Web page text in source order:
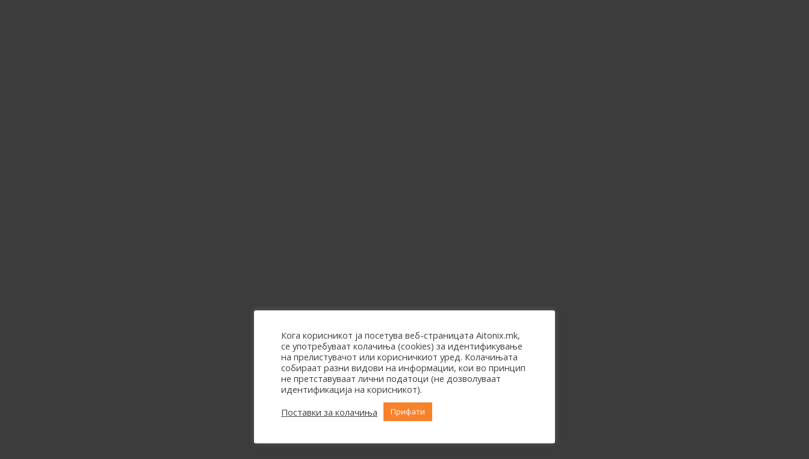
Кога корисникот ја посетува веб-страницата Aitonix.mk,
се употребуваат колачиња (cookies) за идентификување
на прелистувачот или корисничкиот уред. Колачињата
собираат разни видови на информации, кои во принцип
не претставуваат лични податоци (не дозволуваат
идентификација на корисникот).
Поставки за колачиња
Прифати